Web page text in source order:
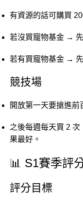
有資源的話可購買
若沒買寵物基金 →
若有買寵物基金 →
競技場
開放第一天要搶進前
之後每週每天買 2
果最好。
📊 S1賽季評
評分目標